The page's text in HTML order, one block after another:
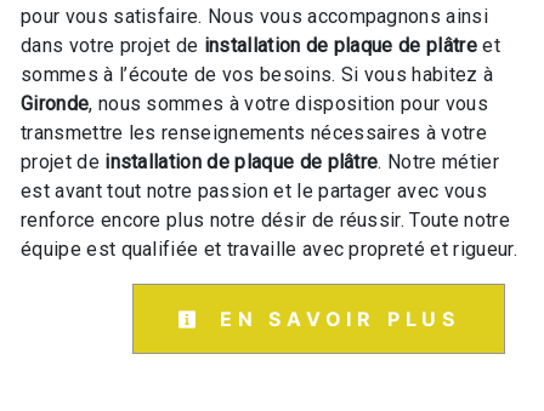
pour vous satisfaire. Nous vous accompagnons ainsi
dans votre projet de installation de plaque de plâtreet
sommes à l’écoute de vos besoins. Si vous habitez à
Gironde, nous sommes à votre disposition pour vous
transmettre les renseignements nécessaires à votre
projet de installation de plaque de plâtre. Notre métier
est avant tout notre passion et le partager avec vous
renforce encore plus notre désir de réussir. Toute notre
équipe est qualifiée et travaille avec propreté et rigueur.
EN SAVOIR PLUS